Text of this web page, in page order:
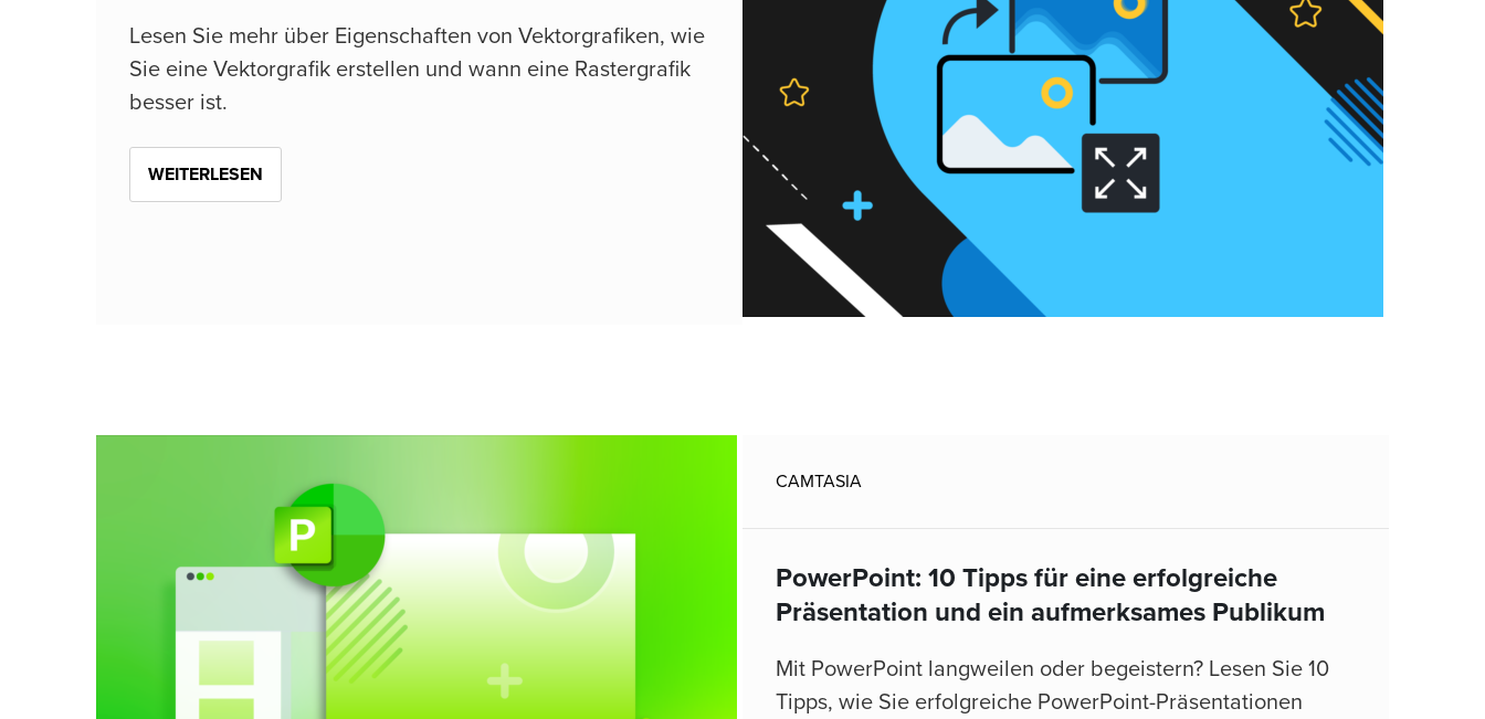
Lesen Sie mehr über Eigenschaften von Vektorgrafiken, wie
Sie eine Vektorgrafik erstellen und wann eine Rastergrafik
besser ist.
WEITERLESEN
CAMTASIA
PowerPoint: 10 Tipps für eine erfolgreiche
Präsentation und ein aufmerksames Publikum
Mit PowerPoint langweilen oder begeistern? Lesen Sie 10
Tipps, wie Sie erfolgreiche PowerPoint-Präsentationen